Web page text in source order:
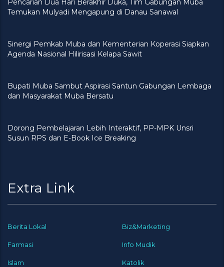
Temukan Mulyadi Mengapung di Danau Sanawal
Sinergi Pemkab Muba dan Kementerian Koperasi Siapkan
Agenda Nasional Hilirisasi Kelapa Sawit
Bupati Muba Sambut Aspirasi Santun Gabungan Lembaga
dan Masyarakat Muba Bersatu
Dorong Pembelajaran Lebih Interaktif, PP-MPK Unsri
Susun RPS dan E-Book Ice Breaking
Extra Link
Berita Lokal Biz&Marketing
Farmasi Info Mudik
Islam Katolik